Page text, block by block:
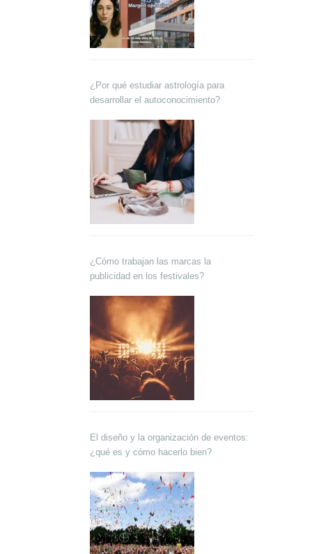
¿Por qué estudiar astrología para
desarrollar el autoconocimiento?
¿Cómo trabajan las marcas la
publicidad en los festivales?
El diseño y la organización de eventos:
¿qué es y cómo hacerlo bien?